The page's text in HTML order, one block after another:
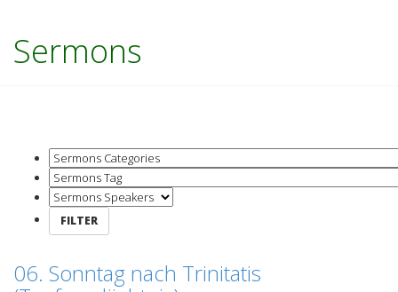
Sermons
06. Sonntag nach Trinitatis